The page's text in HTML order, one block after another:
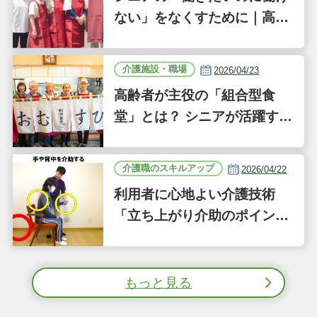
ない」をなくすために｜高齢
バーFOOD」の誕生背景｜気
になるあの介護施設
介護施設・職場 2026/04/23
高齢者が主役の「組合型食
堂」とは？ シニアが活躍する
D」に注目｜気になるあの介
護施設
介護職のスキルアップ 2026/04/22
利用者に心地よい介護技術
「立ち上がり介助のポイン
もっと見る